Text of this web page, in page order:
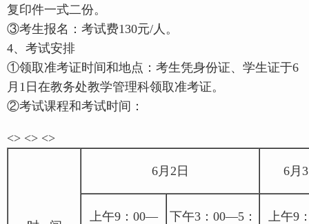
复印件一式二份。
③考生报名：考试费130元/人。
4、考试安排
①领取准考证时间和地点：考生凭身份证、学生证于6
月1日在教务处教学管理科领取准考证。
②考试课程和考试时间：
<> <> <>
6月2日 6月
上午9：00—
下午3：00—5：
上午9